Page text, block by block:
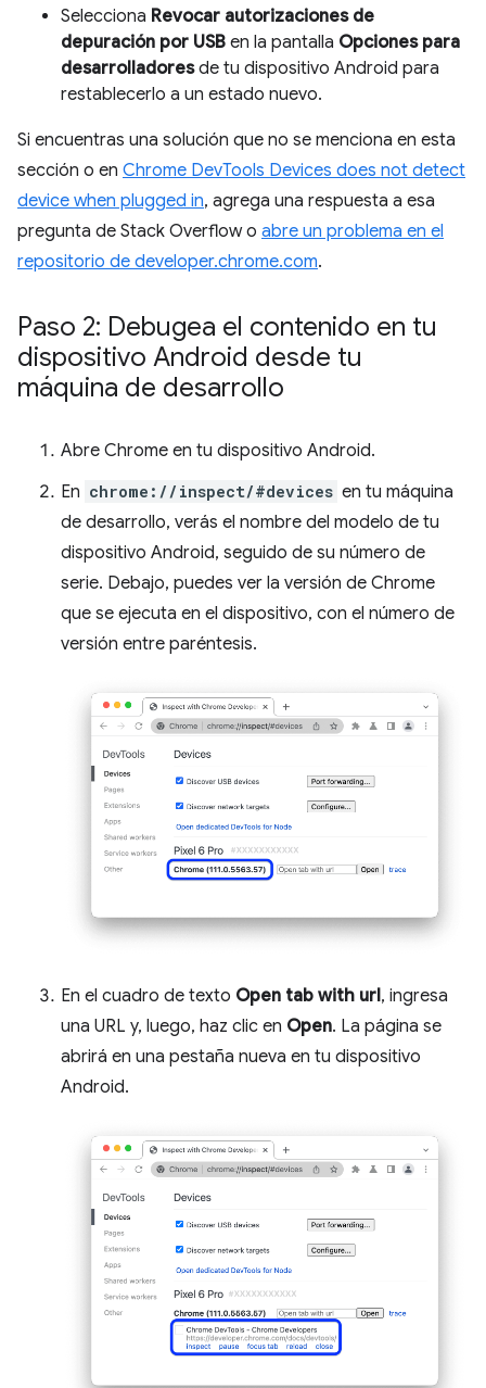
Selecciona Revocar autorizaciones de
depuración por USB en la pantalla Opciones para
desarrolladoresde tu dispositivo Android para
restablecerlo a un estado nuevo.
Si encuentras una solución que no se menciona en esta
sección o en Chrome DevTools Devices does not detect
device when plugged in, agrega una respuesta a esa
pregunta de Stack Overflow o abre un problema en el
repositorio de developer.chrome.com.
Paso 2: Debugea el contenido en tu
dispositivo Android desde tu
máquina de desarrollo
Abre Chrome en tu dispositivo Android.
En chrome://inspect/#devices en tu máquina
de desarrollo, verás el nombre del modelo de tu
dispositivo Android, seguido de su número de
serie. Debajo, puedes ver la versión de Chrome
que se ejecuta en el dispositivo, con el número de
versión entre paréntesis.
En el cuadro de texto Open tab with url, ingresa
una URL y, luego, haz clic en Open. La página se
abrirá en una pestaña nueva en tu dispositivo
Android.